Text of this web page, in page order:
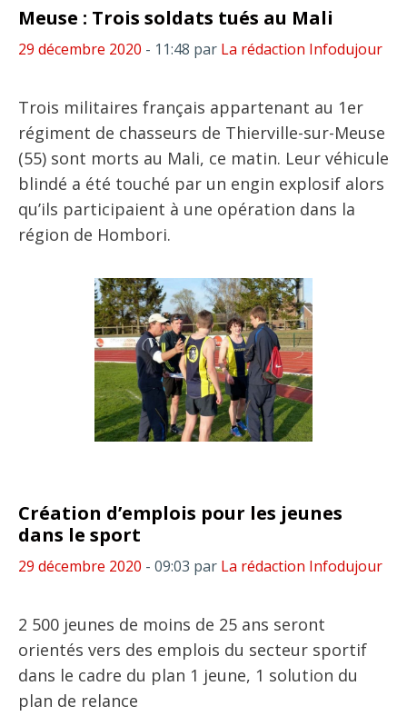
Meuse : Trois soldats tués au Mali
29 décembre 2020 - 11:48 par La rédaction Infodujour
Trois militaires français appartenant au 1er
régiment de chasseurs de Thierville-sur-Meuse
(55) sont morts au Mali, ce matin. Leur véhicule
blindé a été touché par un engin explosif alors
qu’ils participaient à une opération dans la
région de Hombori.
Création d’emplois pour les jeunes
dans le sport
29 décembre 2020 - 09:03 par La rédaction Infodujour
2 500 jeunes de moins de 25 ans seront
orientés vers des emplois du secteur sportif
dans le cadre du plan 1 jeune, 1 solution du
plan de relance